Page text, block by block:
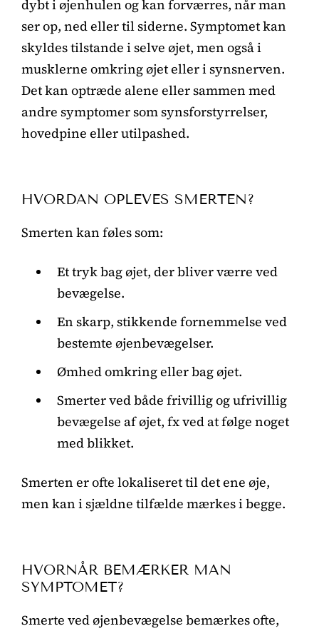
dybt i øjenhulen og kan forværres, når man
ser op, ned eller til siderne. Symptomet kan
skyldes tilstande i selve øjet, men også i
musklerne omkring øjet eller i synsnerven.
Det kan optræde alene eller sammen med
andre symptomer som synsforstyrrelser,
hovedpine eller utilpashed.
HVORDAN OPLEVES SMERTEN?
Smerten kan føles som:
Et tryk bag øjet, der bliver værre ved
bevægelse.
En skarp, stikkende fornemmelse ved
bestemte øjenbevægelser.
Ømhed omkring eller bag øjet.
Smerter ved både frivillig og ufrivillig
bevægelse af øjet, fx ved at følge noget
med blikket.
Smerten er ofte lokaliseret til det ene øje,
men kan i sjældne tilfælde mærkes i begge.
HVORNÅR BEMÆRKER MAN
SYMPTOMET?
Smerte ved øjenbevægelse bemærkes ofte,